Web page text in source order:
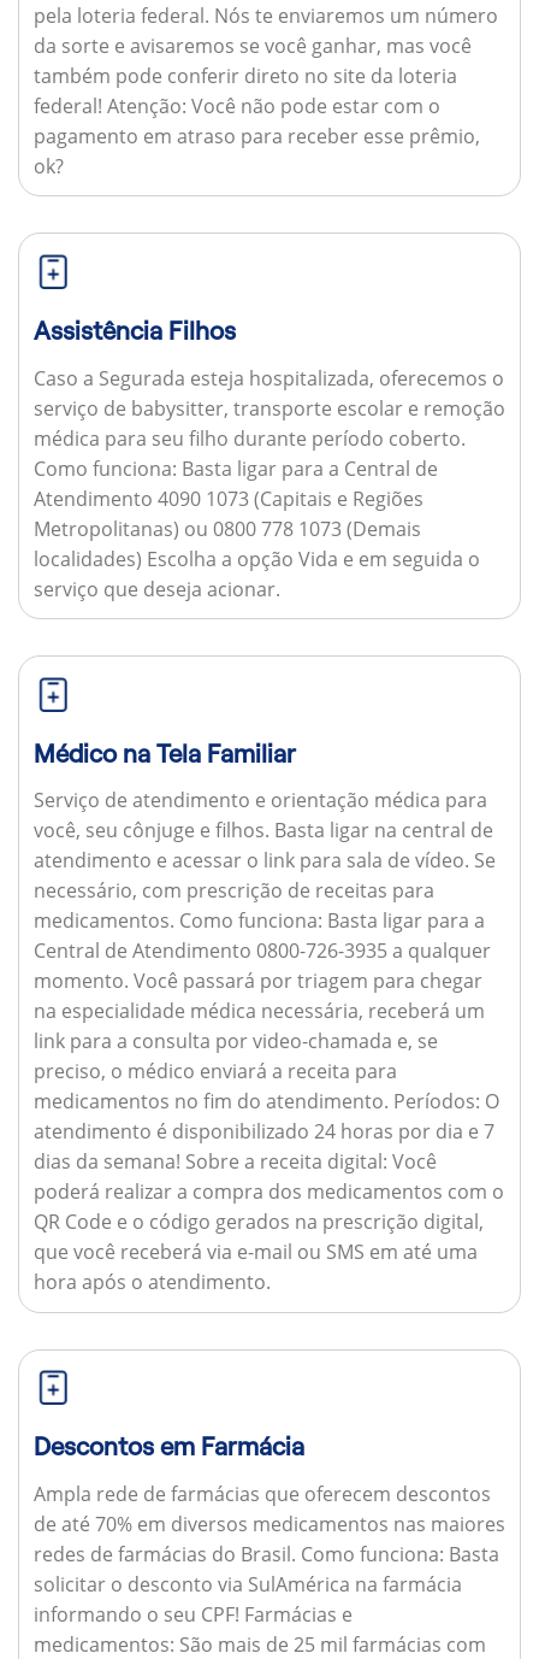
pela loteria federal. Nós te enviaremos um número
da sorte e avisaremos se você ganhar, mas você
também pode conferir direto no site da loteria
federal! Atenção: Você não pode estar com o
pagamento em atraso para receber esse prêmio,
ok?
Assistência Filhos
Caso a Segurada esteja hospitalizada, oferecemos o
serviço de babysitter, transporte escolar e remoção
médica para seu filho durante período coberto.
Como funciona: Basta ligar para a Central de
Atendimento 4090 1073 (Capitais e Regiões
Metropolitanas) ou 0800 778 1073 (Demais
localidades) Escolha a opção Vida e em seguida o
serviço que deseja acionar.
Médico na Tela Familiar
Serviço de atendimento e orientação médica para
você, seu cônjuge e filhos. Basta ligar na central de
atendimento e acessar o link para sala de vídeo. Se
necessário, com prescrição de receitas para
medicamentos. Como funciona: Basta ligar para a
Central de Atendimento 0800-726-3935 a qualquer
momento. Você passará por triagem para chegar
na especialidade médica necessária, receberá um
link para a consulta por video-chamada e, se
preciso, o médico enviará a receita para
medicamentos no fim do atendimento. Períodos: O
atendimento é disponibilizado 24 horas por dia e 7
dias da semana! Sobre a receita digital: Você
poderá realizar a compra dos medicamentos com o
QR Code e o código gerados na prescrição digital,
que você receberá via e-mail ou SMS em até uma
hora após o atendimento.
Descontos em Farmácia
Ampla rede de farmácias que oferecem descontos
de até 70% em diversos medicamentos nas maiores
redes de farmácias do Brasil. Como funciona: Basta
solicitar o desconto via SulAmérica na farmácia
informando o seu CPF! Farmácias e
medicamentos: São mais de 25 mil farmácias com